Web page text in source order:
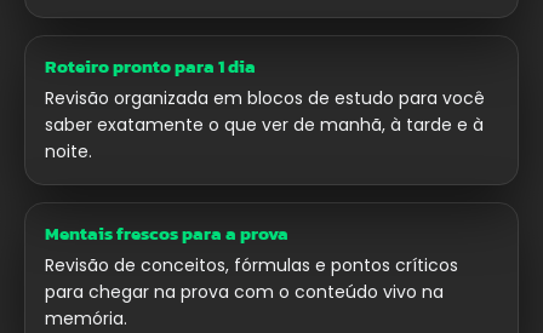
Roteiro pronto para 1 dia
Revisão organizada em blocos de estudo para você
saber exatamente o que ver de manhã, à tarde e à
noite.
Mentais frescos para a prova
Revisão de conceitos, fórmulas e pontos críticos
para chegar na prova com o conteúdo vivo na
memória.